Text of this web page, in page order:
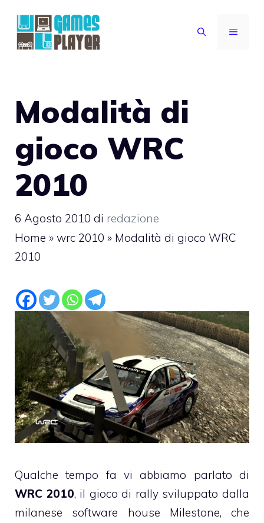
contenuto
MENU
Modalità di
gioco WRC
2010
6 Agosto 2010 di redazione
Home » wrc 2010 » Modalità di gioco WRC
2010
Qualche tempo fa vi abbiamo parlato di
WRC 2010, il gioco di rally sviluppato dalla
milanese software house Milestone, che